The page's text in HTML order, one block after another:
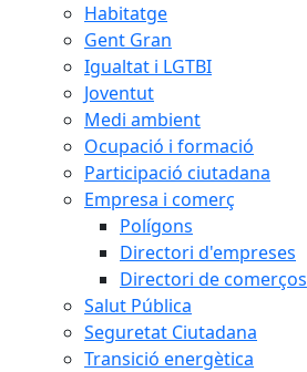
Habitatge
Gent Gran
Igualtat i LGTBI
Joventut
Medi ambient
Ocupació i formació
Participació ciutadana
Empresa i comerç
Polígons
Directori d'empreses
Directori de comerços
Salut Pública
Seguretat Ciutadana
Transició energètica